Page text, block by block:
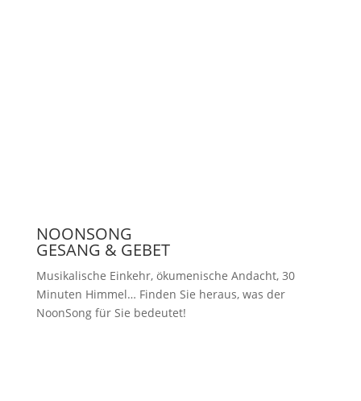
NOONSONG
GESANG & GEBET
Musikalische Einkehr, ökumenische Andacht, 30
Minuten Himmel… Finden Sie heraus, was der
NoonSong für Sie bedeutet!